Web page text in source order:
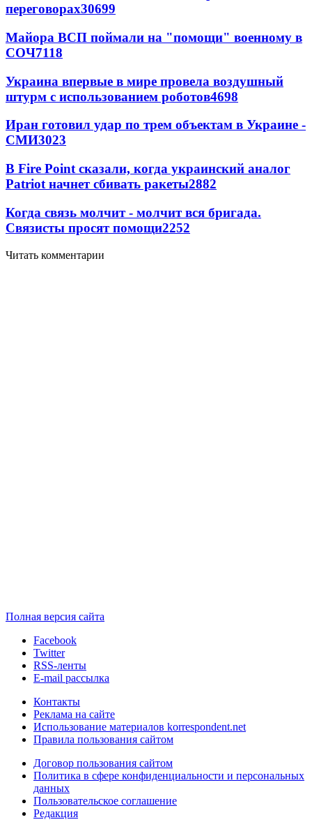
переговорах30699
Майора ВСП поймали на "помощи" военному в
СОЧ7118
Украина впервые в мире провела воздушный
штурм с использованием роботов4698
Иран готовил удар по трем объектам в Украине -
СМИ3023
В Fire Point сказали, когда украинский аналог
Patriot начнет сбивать ракеты2882
Когда связь молчит - молчит вся бригада.
Связисты просят помощи2252
Читать комментарии
Полная версия сайта
Facebook
Twitter
RSS-ленты
E-mail рассылка
Контакты
Реклама на сайте
Использование материалов korrespondent.net
Правила пользования сайтом
Договор пользования сайтом
Политика в сфере конфиденциальности и персональных
данных
Пользовательское соглашение
Редакция